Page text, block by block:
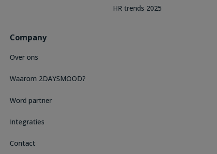
HR trends 2025
Company
Over ons
Waarom 2DAYSMOOD?
Word partner
Integraties
Contact